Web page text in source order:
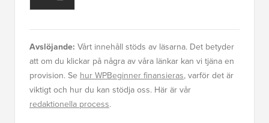
Avslöjande: Vårt innehåll stöds av läsarna. Det betyder
att om du klickar på några av våra länkar kan vi tjäna en
provision. Se hur WPBeginner finansieras, varför det är
viktigt och hur du kan stödja oss. Här är vår
redaktionella process.